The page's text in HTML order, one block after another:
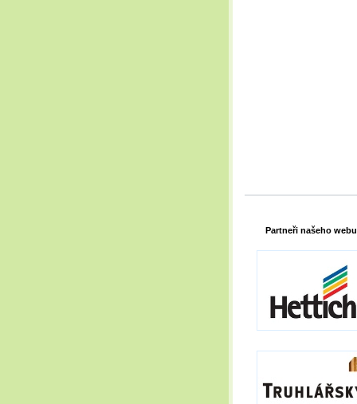
Partneři našeho